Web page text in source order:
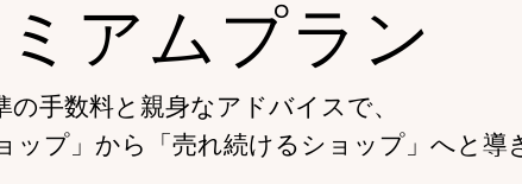
顧客ロイヤリティを向上
モバイルアプリ
複数店舗との連携
アムプラン
の手数料と親身なアドバイスで、
ップ」から「売れ続けるショップ」へと導